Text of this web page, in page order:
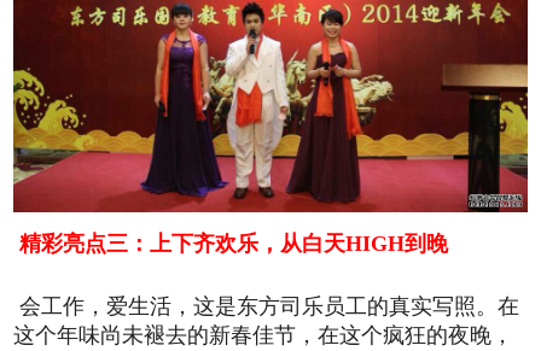
精彩亮点三：上下齐欢乐，从白天HIGH到晚
会工作，爱生活，这是东方司乐员工的真实写照。在
这个年味尚未褪去的新春佳节，在这个疯狂的夜晚，